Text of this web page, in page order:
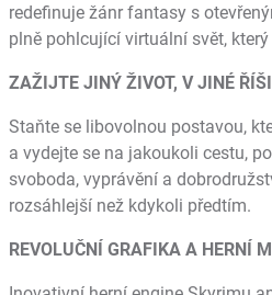
redefinuje žánr fantasy s
plně pohlcující virtuální svět,
ZAŽIJTE JINÝ ŽIVOT, V JINÉ ŘÍŠI
Staňte se libovolnou postavou,
a vydejte se na jakoukoli cestu,
svoboda, vyprávění a
rozsáhlejší než kdykoli předtím.
REVOLUČNÍ GRAFIKA A HERNÍ